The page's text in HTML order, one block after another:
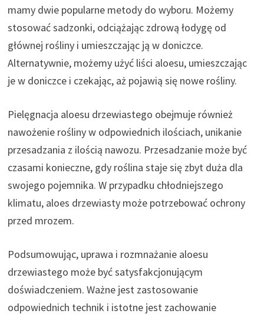
mamy dwie popularne metody do wyboru. Możemy
stosować sadzonki, odciążając zdrową łodygę od
głównej rośliny i umieszczając ją w doniczce.
Alternatywnie, możemy użyć liści aloesu, umieszczając
je w doniczce i czekając, aż pojawią się nowe rośliny.
Pielęgnacja aloesu drzewiastego obejmuje również
nawożenie rośliny w odpowiednich ilościach, unikanie
przesadzania z ilością nawozu. Przesadzanie może być
czasami konieczne, gdy roślina staje się zbyt duża dla
swojego pojemnika. W przypadku chłodniejszego
klimatu, aloes drzewiasty może potrzebować ochrony
przed mrozem.
Podsumowując, uprawa i rozmnażanie aloesu
drzewiastego może być satysfakcjonującym
doświadczeniem. Ważne jest zastosowanie
odpowiednich technik i istotne jest zachowanie